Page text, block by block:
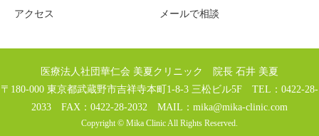
アクセス メールで相談
医療法人社団華仁会 美夏クリニック 院長 石井 美夏
〒180-000 東京都武蔵野市吉祥寺本町1-8-3 三松ビル5F TEL：0422-28-
2033 FAX：0422-28-2032 MAIL： mika@mika-clinic.com
Copyright © Mika Clinic All Rights Reserved.